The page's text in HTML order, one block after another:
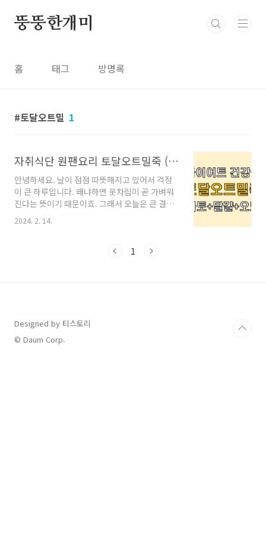
뚱뚱한개미
홈 태그 방명록
토달오트밀 1
자취식단 원팬요리 토달오트밀죽 (토마토달걀볶음 오트밀 죽) 만들기
안녕하세요. 날이 점점 따뜻해지고 있어서 걱정
이 큰 하루입니다. 왜냐하면 옷차림이 곧 가벼워
진다는 뜻이기 때문이죠. 그래서 오늘은 큰 결심
을 하고 다이어트 식단에 도전해보았습니다. 소
개드릴 메뉴는, 몸에 좋은 다이어트 식품 토마토
다. 저는 귀찮음이 몸에 배어 있기 때문에, 오늘
고 볶을거라 비싼 토마토는 아까워요) - 오트밀
(저는 플라하반 퀵오트 제품을 사용했는데 포리
지가 더 좋을 것 같아요) - 우유 (스크램..
2024. 2. 14.
1
Designed by 티스토리
© Daum Corp.